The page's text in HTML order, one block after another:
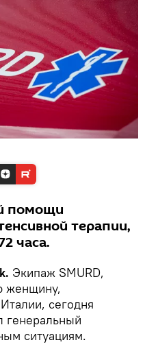
помощи
терапии,
часа.
Экипаж SMURD,
женщину,
сегодня
генеральный
ситуациям.